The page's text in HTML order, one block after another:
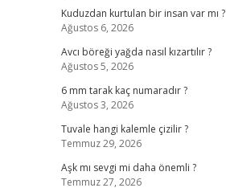
Kuduzdan kurtulan bir insan var mı ?
Ağustos 6, 2026
Avcı böreği yağda nasıl kızartılır ?
Ağustos 5, 2026
6 mm tarak kaç numaradır ?
Ağustos 3, 2026
Tuvale hangi kalemle çizilir ?
Temmuz 29, 2026
Aşk mı sevgi mi daha önemli ?
Temmuz 27, 2026